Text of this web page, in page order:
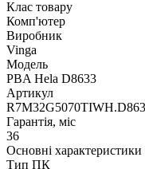
Клас товару
Комп'ютер
Виробник
Vinga
Модель
PBA Hela D8633
Артикул
Гарантія, міс
36
Основні характеристики
Тип ПК